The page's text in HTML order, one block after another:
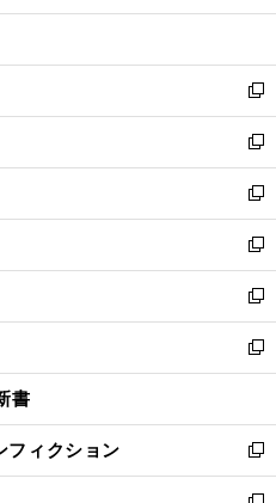
開
ウ
開
く
ン
ウ
で
開
く
ウ
ン
ド
ウ
で
開
く
新
し
い
ウ
ィ
ン
ド
ウ
で
開
く
新
し
い
ウ
ィ
ン
ド
ウ
で
開
新
し
い
ウ
ィ
ン
ド
ウ
開
く
新
し
い
ウ
ィ
ン
ウ
で
開
新
し
い
ウ
ン
ド
ウ
新
し
ウ
ィ
ン
書
フィクション
新
し